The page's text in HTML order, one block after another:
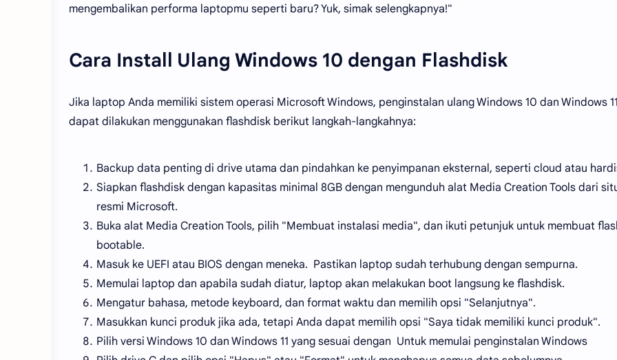
mengembalikan performa laptopmu seperti baru? Yuk, simak selengkapnya!"
Cara Install Ulang Windows 10 dengan Flashdisk
Jika laptop Anda memiliki sistem operasi Microsoft Windows, penginstalan ulang Windows 10 dan Windows 11
dapat dilakukan menggunakan flashdisk berikut langkah-langkahnya:
Backup data penting di drive utama dan pindahkan ke penyimpanan eksternal, seperti cloud atau
Siapkan flashdisk dengan kapasitas minimal 8GB dengan mengunduh alat Media Creation Tools dari
resmi Microsoft.
Buka alat Media Creation Tools, pilih "Membuat instalasi media", dan ikuti petunjuk untuk membuat
bootable.
Masuk ke UEFI atau BIOS dengan meneka. Pastikan laptop sudah terhubung dengan sempurna.
Memulai laptop dan apabila sudah diatur, laptop akan melakukan boot langsung ke flashdisk.
Mengatur bahasa, metode keyboard, dan format waktu dan memilih opsi "Selanjutnya".
Masukkan kunci produk jika ada, tetapi Anda dapat memilih opsi "Saya tidak memiliki kunci produk".
Pilih versi Windows 10 dan Windows 11 yang sesuai dengan Untuk memulai penginstalan Windows